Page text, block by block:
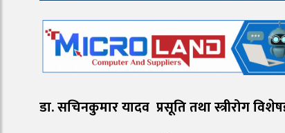
डा. सचिनकुमार यादव प्रसूति तथा स्त्रीरोग